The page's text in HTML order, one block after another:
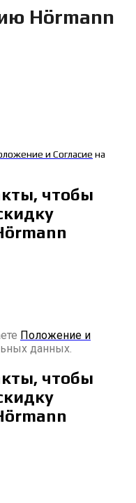
Hörmann
и Согласие на
чтобы
Положение и
данных.
чтобы